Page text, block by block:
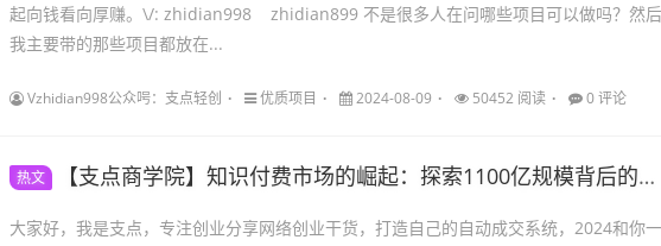
起向钱看向厚赚。\/: zhidian998 zhidian899 不是很多人在问哪些项目可以做吗？然后
我主要带的那些项目都放在...
Vzhidian998公众呺：支点轻创 优质项目 2024-08-09 50452 阅读 0 评论
热文 【支点商学院】知识付费市场的崛起：探索1100亿规模背后的机遇
大家好，我是支点，专注创业分享网络创业干货，打造自己的自动成交系统，2024和你一